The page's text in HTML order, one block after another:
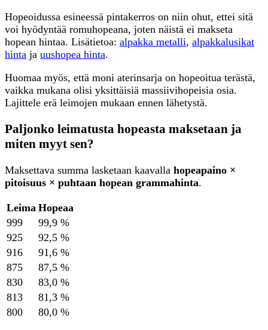
Hopeoidussa esineessä pintakerros on niin ohut, ettei sitä
voi hyödyntää romuhopeana, joten näistä ei makseta
hopean hintaa. Lisätietoa: alpakka metalli, alpakkalusikat
hinta ja uushopea hinta.
Huomaa myös, että moni aterinsarja on hopeoitua terästä,
vaikka mukana olisi yksittäisiä massiivihopeisia osia.
Lajittele erä leimojen mukaan ennen lähetystä.
Paljonko leimatusta hopeasta maksetaan ja
miten myyt sen?
Maksettava summa lasketaan kaavalla hopeapaino ×
pitoisuus × puhtaan hopean grammahinta.
Leima Hopeaa
999
99,9 %
925
92,5 %
916
91,6 %
875
87,5 %
830
83,0 %
813
81,3 %
800
80,0 %